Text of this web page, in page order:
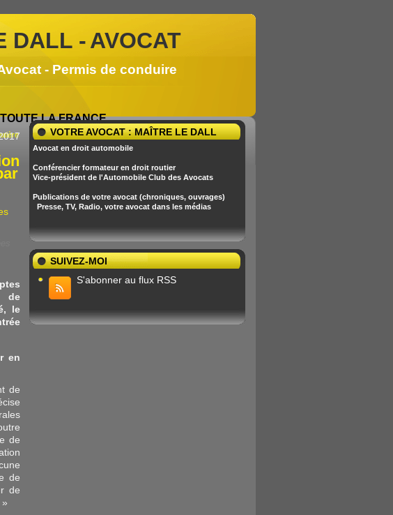
DALL -AVOCAT
- Permis de conduire
LA FRANCE
de
le
en
de
de
de
de
VOTRE AVOCAT : MAÎTRE LE DALL
Avocat en droit automobile
Conférencier formateur en droit routier
Vice-président de l'Automobile Club des Avocats
Publications de votre avocat (chroniques, ouvrages)
Presse, TV, Radio, votre avocat dans les médias
SUIVEZ-MOI
S'abonner au flux RSS